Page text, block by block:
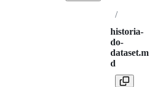
/
historia-
do-
dataset.m
d